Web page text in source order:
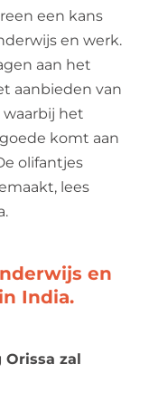
een kans
en werk.
aan het
aanbieden van
waarbij het
komt aan
olifantjes
lees
en
India.
Orissa zal